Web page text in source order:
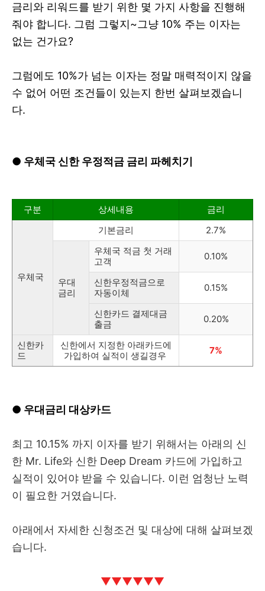
금리와 리워드를 받기 위한 몇 가지 사항을 진행해
줘야 합니다. 그럼 그렇지~그냥 10% 주는 이자는
없는 건가요?
그럼에도 10%가 넘는 이자는 정말 매력적이지 않을
수 없어 어떤 조건들이 있는지 한번 살펴보겠습니
다.
● 우체국 신한 우정적금 금리 파헤치기
구분 상세내용 금리
우체국
기본금리 2.7%
우대
금리
우체국 적금 첫 거래
고객
0.10%
신한우정적금으로
자동이체
0.15%
신한카드 결제대금
출금
0.20%
신한카
드
신한에서 지정한 아래카드에
가입하여 실적이 생길경우
7%
● 우대금리 대상카드
최고 10.15% 까지 이자를 받기 위해서는 아래의 신
한 Mr. Life와 신한 Deep Dream 카드에 가입하고
실적이 있어야 받을 수 있습니다. 이런 엄청난 노력
이 필요한 거였습니다.
아래에서 자세한 신청조건 및 대상에 대해 살펴보겠
습니다.
▼▼▼▼▼▼